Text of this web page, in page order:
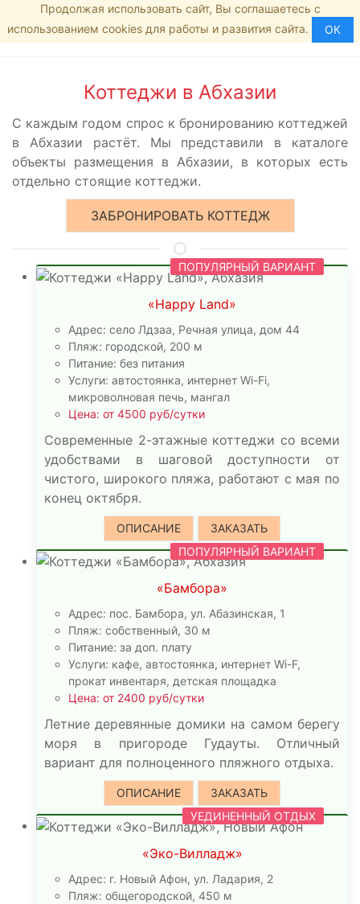
8 (800) 555-35-46 МЕНЮ
Главная страница
Коттеджи
Коттеджи в Абхазии
С каждым годом спрос к бронированию коттеджей
в Абхазии растёт. Мы представили в каталоге
объекты размещения в Абхазии, в которых есть
отдельно стоящие коттеджи.
ЗАБРОНИРОВАТЬ КОТТЕДЖ
ПОПУЛЯРНЫЙ ВАРИАНТ
«Happy Land»
Адрес: село Лдзаа, Речная улица, дом 44
Пляж: городской, 200 м
Питание: без питания
Услуги: автостоянка, интернет Wi-Fi,
микроволновая печь, мангал
Цена: от 4500 руб/сутки
Современные 2-этажные коттеджи со всеми
удобствами в шаговой доступности от
чистого, широкого пляжа, работают с мая по
конец октября.
ОПИСАНИЕ
ЗАКАЗАТЬ
ПОПУЛЯРНЫЙ ВАРИАНТ
«Бамбора»
Адрес: пос. Бамбора, ул. Абазинская, 1
Пляж: собственный, 30 м
Питание: за доп. плату
Услуги: кафе, автостоянка, интернет Wi-F,
прокат инвентаря, детская площадка
Цена: от 2400 руб/сутки
Летние деревянные домики на самом берегу
моря в пригороде Гудауты. Отличный
вариант для полноценного пляжного отдыха.
ОПИСАНИЕ
ЗАКАЗАТЬ
УЕДИНЕННЫЙ ОТДЫХ
«Эко-Вилладж»
Адрес: г. Новый Афон, ул. Ладария, 2
Пляж: общегородской, 450 м
Продолжая использовать сайт, Вы соглашаетесь с
использованием cookies для работы и развития сайта.
ОК